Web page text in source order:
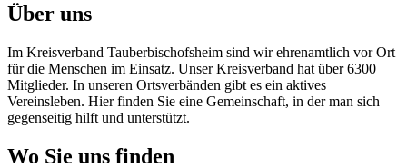
Über uns
Im Kreisverband Tauberbischofsheim sind wir ehrenamtlich vor Ort
für die Menschen im Einsatz. Unser Kreisverband hat über 6300
Mitglieder. In unseren Ortsverbänden gibt es ein aktives
Vereinsleben. Hier finden Sie eine Gemeinschaft, in der man sich
gegenseitig hilft und unterstützt.
Wo Sie uns finden